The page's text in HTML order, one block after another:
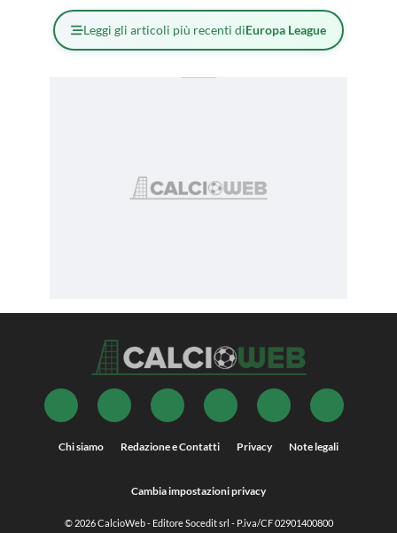
Leggi gli articoli più recenti diEuropa League
Chi siamo Redazione e Contatti Privacy Note legali
Cambia impostazioni privacy
© 2026CalcioWeb- Editore Socedit srl - P.iva/CF 02901400800